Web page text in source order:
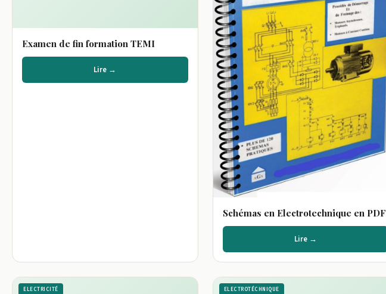
Examen de fin formation TEMI
Lire →
Schémas en Electrotechnique en PDF
Lire →
ELECTRICITÉ ELECTROTÉCHNIQUE